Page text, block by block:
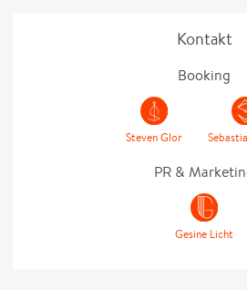
Kontakt
Booking
Steven Glor
PR &
Gesine Licht